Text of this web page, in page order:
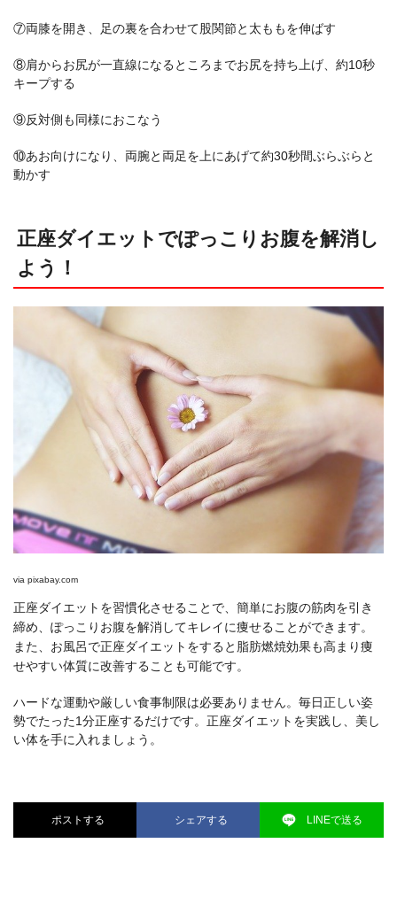
⑦両膝を開き、足の裏を合わせて股関節と太ももを伸ばす
⑧肩からお尻が一直線になるところまでお尻を持ち上げ、約10秒
キープする
⑨反対側も同様におこなう
⑩あお向けになり、両腕と両足を上にあげて約30秒間ぶらぶらと
動かす
正座ダイエットでぽっこりお腹を解消し
よう！
via pixabay.com
正座ダイエットを習慣化させることで、簡単にお腹の筋肉を引き
締め、ぽっこりお腹を解消してキレイに痩せることができます。
また、お風呂で正座ダイエットをすると脂肪燃焼効果も高まり痩
せやすい体質に改善することも可能です。
ハードな運動や厳しい食事制限は必要ありません。毎日正しい姿
勢でたった1分正座するだけです。正座ダイエットを実践し、美し
い体を手に入れましょう。
ポストする シェアする LINEで送る